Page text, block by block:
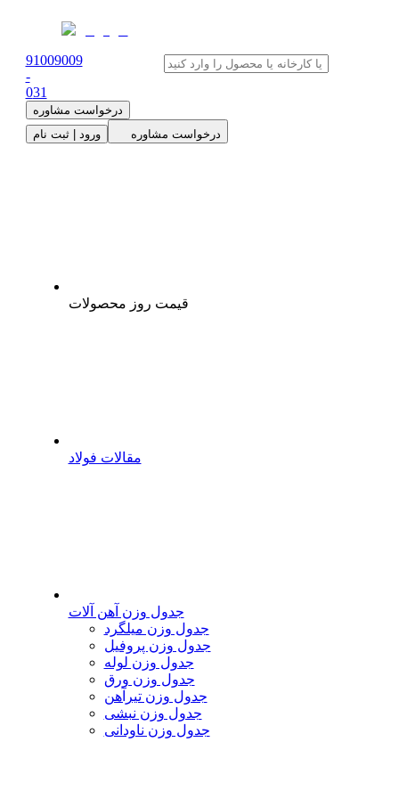
91009009
-
031
درخواست مشاوره
ورود | ثبت نام
درخواست مشاوره
قیمت روز محصولات
مقالات فولاد
جدول وزن آهن آلات
جدول وزن میلگرد
جدول وزن پروفیل
جدول وزن لوله
جدول وزن ورق
جدول وزن تیرآهن
جدول وزن نبشی
جدول وزن ناودانی